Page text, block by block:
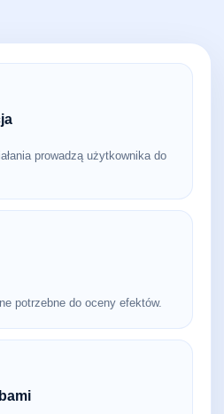
prowadzą użytkownika do
potrzebne do oceny efektów.